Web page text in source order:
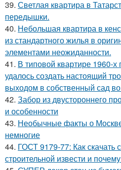
39. Светлая квартира в
передышки.
40. Небольшая квартира в
из стандартного жилья в
элементами неожиданности.
41. В типовой квартире 1960-
удалось создать настоящий
выходом в собственный сад
42. Забор из двустороннего
и особенности
43. Необычные факты о
немногие
44. ГОСТ 9179-77: Как скачать
строительной извести и